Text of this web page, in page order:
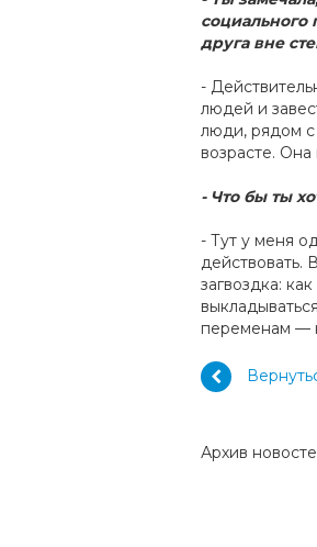
социального
друга вне
-
людей и
люди, рядом с
возрасте.
- Что бы ты
- Тут у меня
действовать.
загвоздка:
переменам —
Архив